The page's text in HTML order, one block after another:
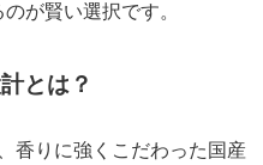
が賢い選択です。
とは？
香りに強くこだわった国産